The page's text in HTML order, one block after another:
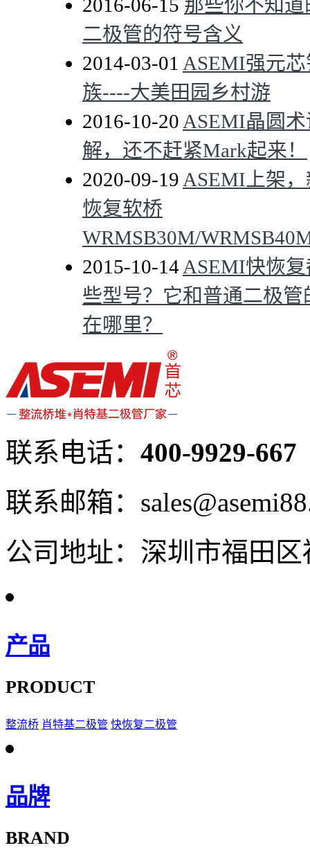
2016-06-15 那些你不知道
二极管的符号含义
2014-03-01 ASEMI强元
族----大美田园乡村游
2016-10-20 ASEMI晶圆
解，还不赶紧Mark起来！
2020-09-19 ASEMI上架
恢复软桥
WRMSB30M/
2015-10-14 ASEMI快恢
些型号？它和普通二极管
在哪里？
联系电话： 400-9929-667
联系邮箱：
公司地址：深圳市福田
产品
PRODUCT
整流桥 肖特基二极管 快恢复二极管
品牌
BRAND